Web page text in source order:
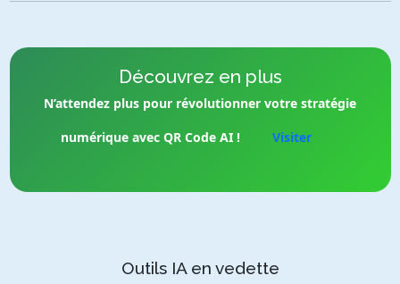
Découvrez en plus
N’attendez plus pour révolutionner votre stratégie
numérique avec QR Code AI !
Visiter
Outils IA en vedette